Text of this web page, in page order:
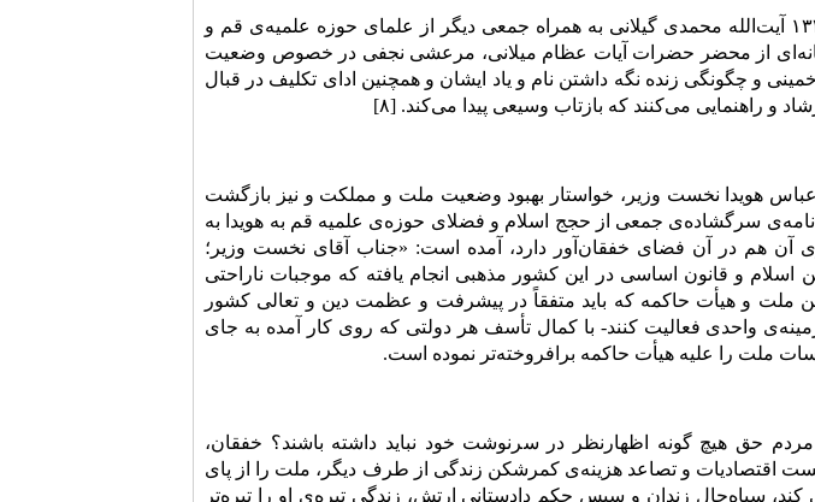
با بازداشت مجدد و تبعید امام (ره) در آبان سال ۱۳۴۳ آیت‌الله محمدی گیلانی به همراه جمعی دیگر از علمای حوزه علمیه‌ی قم و
از محضر حضرات آیات عظام میلانی، مرعشی نجفی در خصوص وضعیت
و چگونگی زنده نگه داشتن نام و یاد ایشان و همچنین ادای تکلیف در قبال
راهنمایی می‌کنند که بازتاب وسیعی پیدا می‌کند. [۸]
هویدا نخست وزیر، خواستار بهبود وضعیت ملت و مملکت و نیز بازگشت
نامه‌ی سرگشاده‌ی جمعی از حجج اسلام و فضلای حوزه‌ی علمیه قم به هویدا به
و هشدارآمیزی آن هم در آن فضای خفقان‌آور دارد، آمده است: «جناب آقای نخست وزیر؛
اسلام و قانون اساسی در این کشور مذهبی انجام یافته که موجبات ناراحتی
ملت و هیأت حاکمه که باید متفقاً در پیشرفت و عظمت دین و تعالی کشور
واحدی فعالیت کنند- با کمال تأسف هر دولتی که روی کار آمده به جای
ملت را علیه هیأت حاکمه برافروخته‌تر نموده است.
حق هیچ گونه اظهارنظر در سرنوشت خود نباید داشته باشند؟ خفقان،
اقتصادیات و تصاعد هزینه‌ی کمرشکن زندگی از طرف دیگر، ملت را از پای
سیاه‌چال زندان و سپس حکم دادستانی ارتش، زندگی تیره‌ی او را تیره‌تر